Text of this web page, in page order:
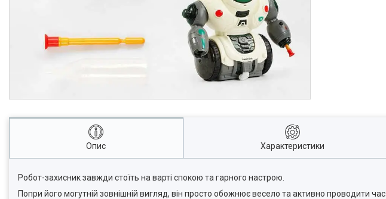
Опис Характеристики
Робот-захисник завжди стоїть на варті спокою та гарного настрою.
Попри його могутній зовнішній вигляд, він просто обожнює весело та активно проводити час.